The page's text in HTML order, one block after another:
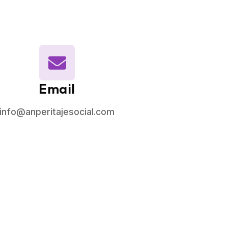
Email
info@anperitajesocial.com